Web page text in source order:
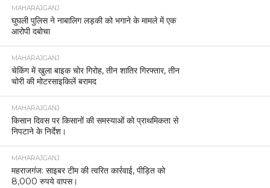
MAHARAJGANJ
घुघली पुलिस ने नाबालिग लड़की को भगाने के मामले में एक
आरोपी दबोचा
MAHARAJGANJ
चेकिंग में खुला बाइक चोर गिरोह, तीन शातिर गिरफ्तार, तीन
चोरी की मोटरसाइकिलें बरामद
MAHARAJGANJ
किसान दिवस पर किसानों की समस्याओं को प्राथमिकता से
निपटाने के निर्देश।
MAHARAJGANJ
महराजगंज: साइबर टीम की त्वरित कार्रवाई, पीड़ित को
8,000 रुपये वापस।